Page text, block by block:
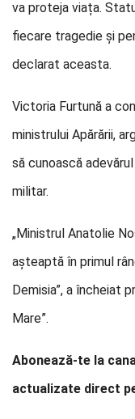
va proteja viața.
fiecare tragedie și
declarat aceasta.
Victoria Furtună a
ministrului Apărării,
să cunoască
militar.
„Ministrul Anatolie
așteaptă în primul
Demisia”, a încheiat
Mare”.
Abonează-te la
actualizate direct